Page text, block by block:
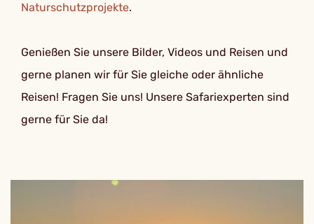
Naturschutzprojekte.
Genießen Sie unsere Bilder, Videos und Reisen und
gerne planen wir für Sie gleiche oder ähnliche
Reisen! Fragen Sie uns! Unsere Safariexperten sind
gerne für Sie da!